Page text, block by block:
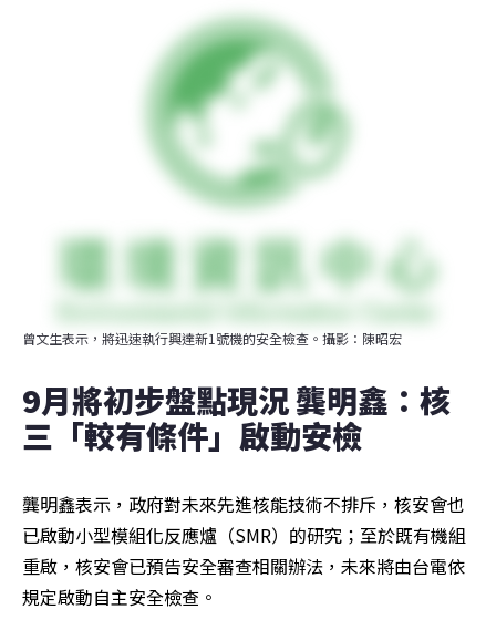
曾文生表示，將迅速執行興達新1號機的安全檢查。攝影：陳昭宏
9月將初步盤點現況 龔明鑫：核
三「較有條件」啟動安檢
龔明鑫表示，政府對未來先進核能技術不排斥，核安會也
已啟動小型模組化反應爐（SMR）的研究；至於既有機組
重啟，核安會已預告安全審查相關辦法，未來將由台電依
規定啟動自主安全檢查。